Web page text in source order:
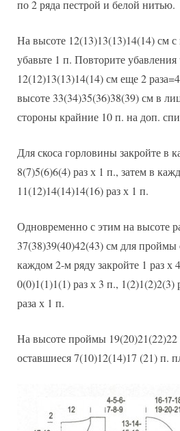
по 2 ряда пестрой и белой нитью.
На высоте 12(13)13(13)14(14) см
убавьте 1 п. Повторите
12(12)13(13)14(14) см еще 2
высоте 33(34)35(36)38(39) см в
стороны крайние 10 п. на доп.
Для скоса горловины закройте в
8(7)5(6)6(4) раз х 1 п., затем в
11(12)14(14)14(16) раз х 1 п.
Одновременно с этим на высоте
37(38)39(40)42(43) см для проймы
каждом 2-м ряду закройте 1 раз х
0(0)1(1)1(1) раз х 3 п., 1(2)1(2)2(3)
раза х 1 п.
На высоте проймы 19(20)21(22)22
оставшиеся 7(10)12(14)17 (21) п.